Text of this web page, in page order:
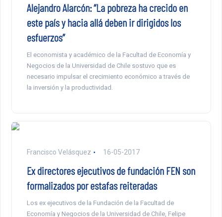
Alejandro Alarcón: “La pobreza ha crecido en
este país y hacia allá deben ir dirigidos los
esfuerzos”
El economista y académico de la Facultad de Economía y
Negocios de la Universidad de Chile sostuvo que es
necesario impulsar el crecimiento económico a través de
la inversión y la productividad.
Francisco Velásquez 16-05-2017
Ex directores ejecutivos de fundación FEN son
formalizados por estafas reiteradas
Los ex ejecutivos de la Fundación de la Facultad de
Economía y Negocios de la Universidad de Chile, Felipe